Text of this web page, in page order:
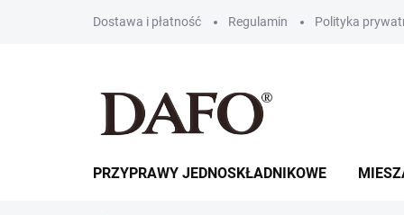
Dostawa i płatność Regulamin Polityka
PRZYPRAWY JEDNOSKŁADNIKOWE